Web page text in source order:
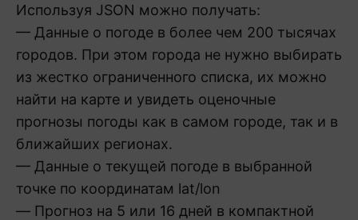
Используя JSON можно получать:
— Данные о погоде в более чем 200 тысячах
городов. При этом города не нужно выбирать
из жестко ограниченного списка, их можно
найти на карте и увидеть оценочные
прогнозы погоды как в самом городе, так и в
ближайших регионах.
— Данные о текущей погоде в выбранной
точке по координатам lat/lon
— Прогноз на 5 или 16 дней в компактной